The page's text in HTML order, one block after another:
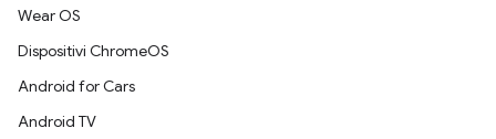
Wear OS
Dispositivi ChromeOS
Android for Cars
Android TV